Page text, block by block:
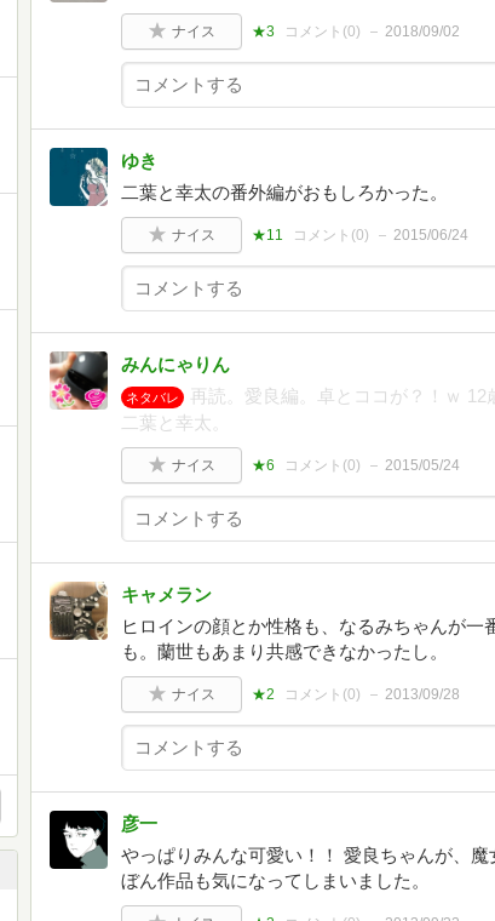
ナイス ★3 コメント(0) 2018/09/02
ゆき
二葉と幸太の番外編がおもしろかった。
ナイス ★11 コメント(0) 2015/06/24
みんにゃりん
ネタバレ
再読。愛良編。卓とココが？！ｗ
二葉と幸太。
ナイス ★6 コメント(0) 2015/05/24
キャメラン
ヒロインの顔とか性格も、なるみちゃんが
も。蘭世もあまり共感できなかったし。
ナイス ★2 コメント(0) 2013/09/28
彦一
やっぱりみんな可愛い！！ 愛良ちゃんが、
ぼん作品も気になってしまいました。